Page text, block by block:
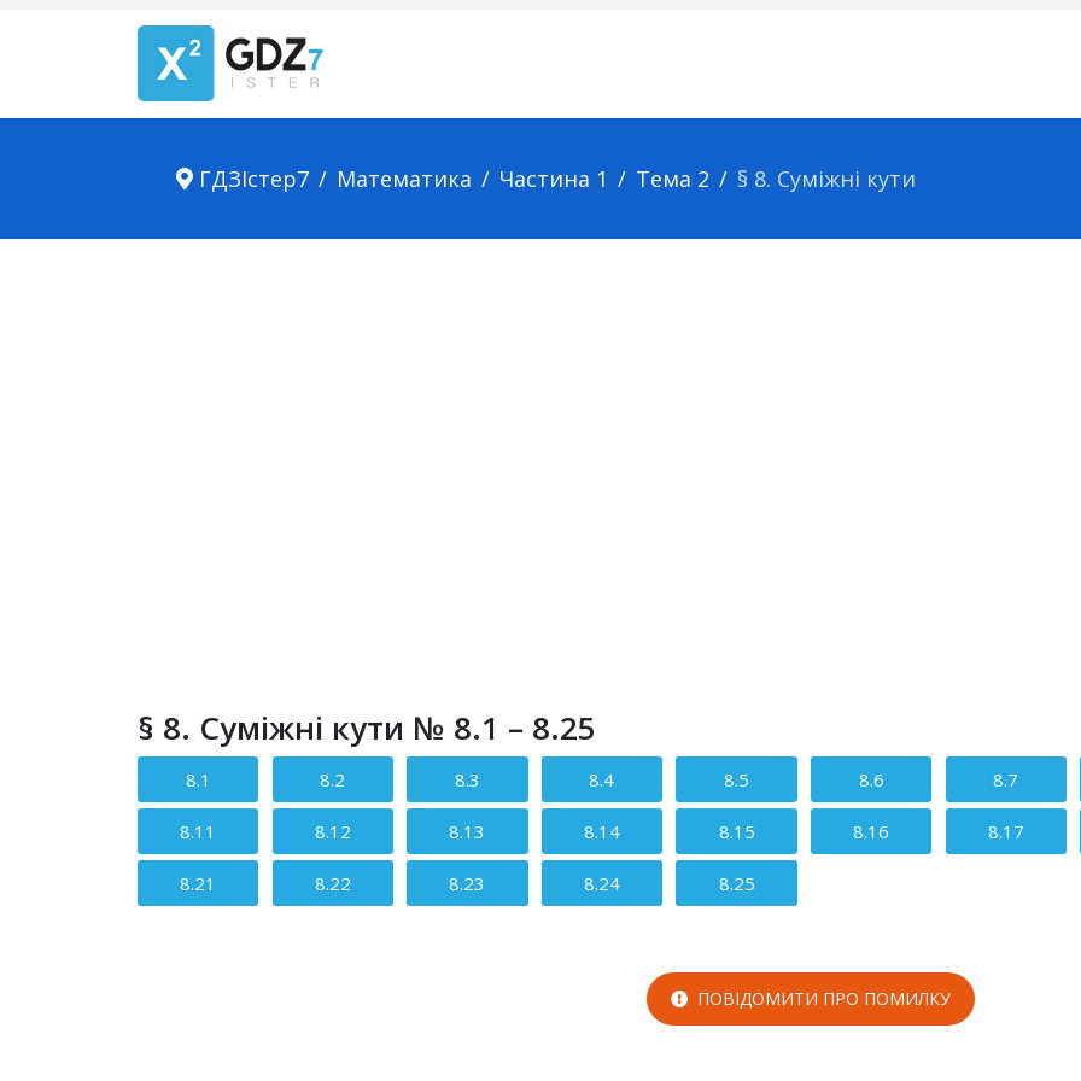
ГДЗІстер7 Математика Частина 1 Тема 2 § 8. Суміжні кути
§ 8. Суміжні кути № 8.1 – 8.25
8.1 8.2 8.3 8.4 8.5 8.6 8.7
8.11 8.12 8.13 8.14 8.15 8.16 8.17
8.21 8.22 8.23 8.24 8.25
ПОВІДОМИТИ ПРО ПОМИЛКУ